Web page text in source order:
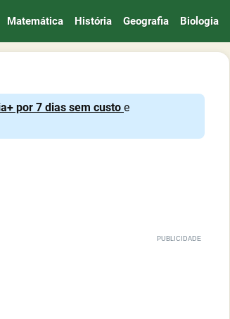
Matemática História Geografia Biologia
por 7 dias sem custo e